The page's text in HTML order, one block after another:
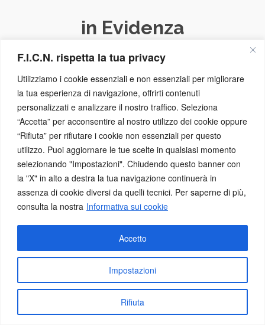
F.I.C.N. rispetta la tua privacy
Utilizziamo i cookie essenziali e non essenziali per migliorare
la tua esperienza di navigazione, offrirti contenuti
personalizzati e analizzare il nostro traffico. Seleziona
“Accetta” per acconsentire al nostro utilizzo dei cookie oppure
“Rifiuta” per rifiutare i cookie non essenziali per questo
utilizzo. Puoi aggiornare le tue scelte in qualsiasi momento
selezionando "Impostazioni". Chiudendo questo banner con
la "X" in alto a destra la tua navigazione continuerà in
assenza di cookie diversi da quelli tecnici. Per saperne di più,
consulta la nostra Informativa sui cookie
Impostazioni
Rifiuta
Accetto
in Evidenza
Modalità
dal vivo
online
Numismatica
Classica
Contemporanea
Medievale-Moderna